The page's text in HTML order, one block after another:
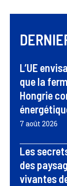
L’UE
que la
Hongrie
7 août 2026
Les
des
vivantes